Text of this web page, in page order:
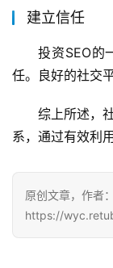
建立信任
投资SEO的
任。良好的社交
综上所述，
系，通过有效利
原创文章，作者
https://